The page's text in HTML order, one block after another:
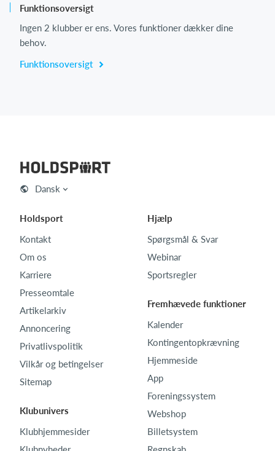
Funktionsoversigt
Ingen 2 klubber er ens. Vores funktioner dækker dine
behov.
Funktionsoversigt
Dansk
Holdsport
Kontakt
Om os
Karriere
Presseomtale
Artikelarkiv
Annoncering
Privatlivspolitik
Vilkår og betingelser
Sitemap
Klubunivers
Klubhjemmesider
Hjælp
Spørgsmål & Svar
Webinar
Sportsregler
Fremhævede funktioner
Kalender
Kontingentopkrævning
Hjemmeside
App
Foreningssystem
Webshop
Billetsystem